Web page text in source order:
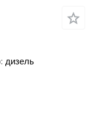
дизель